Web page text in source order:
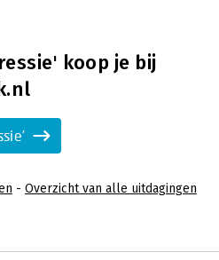
koop je bij
- Overzicht van alle uitdagingen